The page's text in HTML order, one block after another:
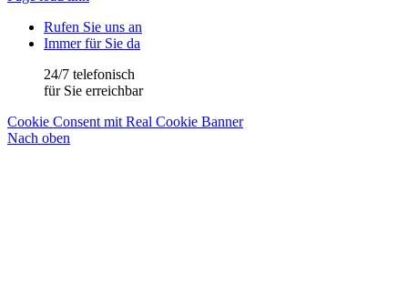
Rufen Sie uns an
Immer für Sie da
24/7 telefonisch
für Sie erreichbar
Cookie Consent mit Real Cookie Banner
Nach oben